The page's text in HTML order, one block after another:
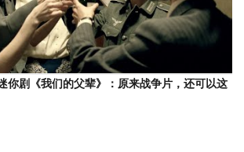
你剧《我们的父辈》：原来战争片，还可以这